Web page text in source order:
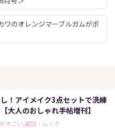
ワのオレンジマーブルガムがポ
！アイメイク3点セットで洗練
大人のおしゃれ手帖増刊】
すごい,雑誌・ムック